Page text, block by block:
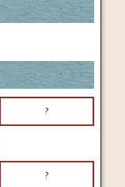
?
?